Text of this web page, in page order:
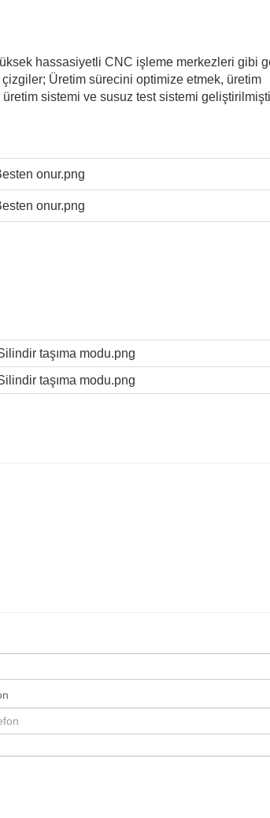
hassasiyetli CNC işleme merkezleri gibi
Üretim sürecini optimize etmek, üretim
sistemi ve susuz test sistemi